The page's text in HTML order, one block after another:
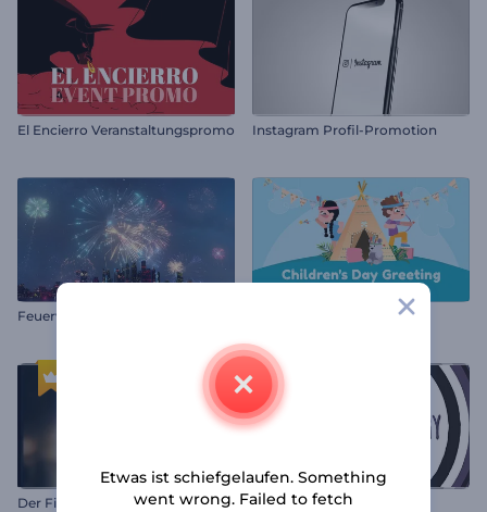
El Encierro Veranstaltungspromo Instagram Profil-Promotion
Feuerwerk Logo-Enthüllung Grußkarte zum Kindertag
Der Film-Actiontrailer Sketch-Typografie
Etwas ist schiefgelaufen. Something
went wrong. Failed to fetch